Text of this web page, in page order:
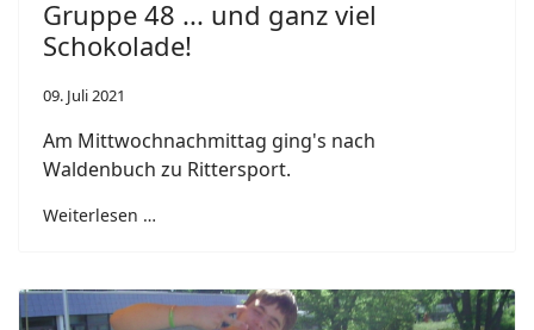
Gruppe 48 ... und ganz viel
Schokolade!
09. Juli 2021
Am Mittwochnachmittag ging's nach
Waldenbuch zu Rittersport.
Weiterlesen …